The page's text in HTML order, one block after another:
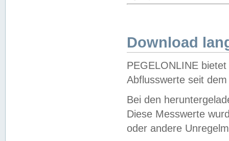
Download
PEGELONLINE
Abflusswerte seit
Bei den
Diese Messwerte
oder andere